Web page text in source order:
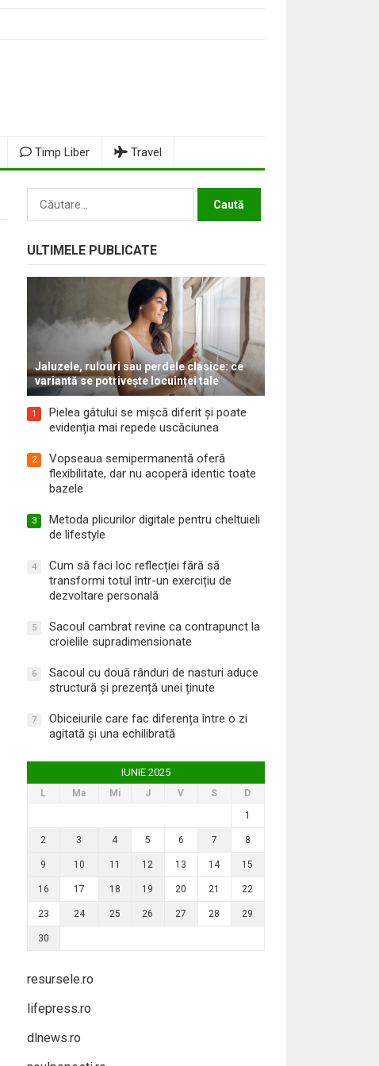
Timp Liber Travel
Caută
ULTIMELE PUBLICATE
Jaluzele, rulouri sau perdele clasice: ce
variantă se potrivește locuinței tale
1
Pielea gâtului se mișcă diferit și poate
evidenția mai repede uscăciunea
2
Vopseaua semipermanentă oferă
flexibilitate, dar nu acoperă identic toate
bazele
3
Metoda plicurilor digitale pentru cheltuieli
de lifestyle
4
Cum să faci loc reflecției fără să
transformi totul într-un exercițiu de
dezvoltare personală
5
Sacoul cambrat revine ca contrapunct la
croielile supradimensionate
6
Sacoul cu două rânduri de nasturi aduce
structură și prezență unei ținute
7
Obiceiurile care fac diferența între o zi
agitată și una echilibrată
IUNIE 2025
L Ma Mi J V S
D
1
2 3 4 5 6 7 8
9 10 11 12 13 14 15
16 17 18 19 20 21 22
23 24 25 26 27 28 29
30
resursele.ro
lifepress.ro
dlnews.ro